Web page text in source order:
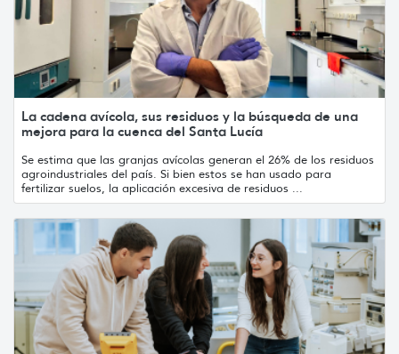
La cadena avícola, sus residuos y la búsqueda de una
mejora para la cuenca del Santa Lucía
Se estima que las granjas avícolas generan el 26% de los residuos
agroindustriales del país. Si bien estos se han usado para
fertilizar suelos, la aplicación excesiva de residuos ...